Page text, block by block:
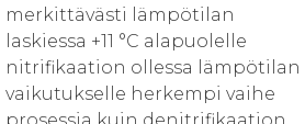
merkittävästi lämpötilan
laskiessa +11 °C alapuolelle
nitrifikaation ollessa lämpötilan
vaikutukselle herkempi vaihe